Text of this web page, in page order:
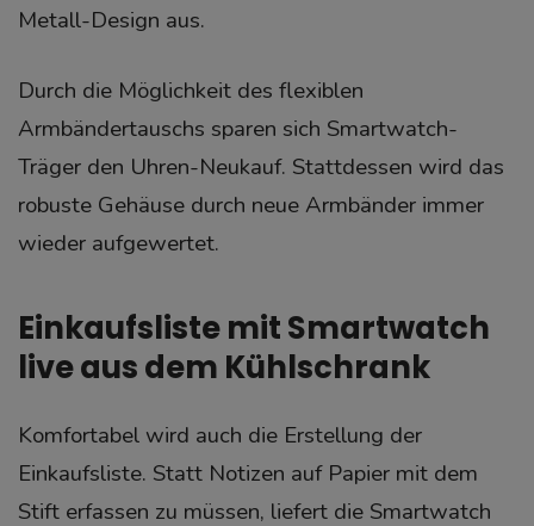
Metall-Design aus.
Durch die Möglichkeit des flexiblen
Armbändertauschs sparen sich Smartwatch-
Träger den Uhren-Neukauf. Stattdessen wird das
robuste Gehäuse durch neue Armbänder immer
wieder aufgewertet.
Einkaufsliste mit Smartwatch
live aus dem Kühlschrank
Komfortabel wird auch die Erstellung der
Einkaufsliste. Statt Notizen auf Papier mit dem
Stift erfassen zu müssen, liefert die Smartwatch